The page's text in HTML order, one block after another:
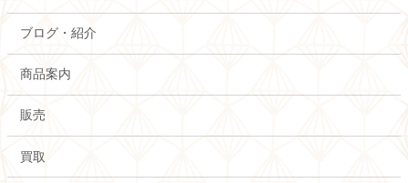
ブログ・紹介
商品案内
販売
買取